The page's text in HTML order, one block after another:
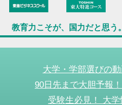
教育力こそが、国力だと思う。
大学・学部選びの
90日先まで大胆予報
受験生必見！ 大